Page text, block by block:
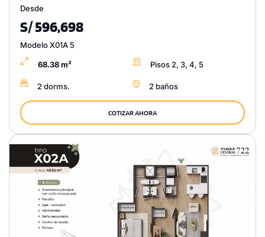
Desde
S/ 596,698
Modelo X01A 5
68.38 m² Pisos 2, 3, 4, 5
2 dorms. 2 baños
COTIZAR AHORA